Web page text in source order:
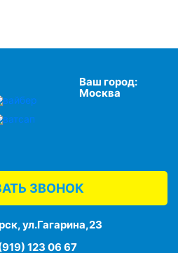
Ваш город:
Москва
ЗВОНОК
ул.Гагарина,23
123 06 67